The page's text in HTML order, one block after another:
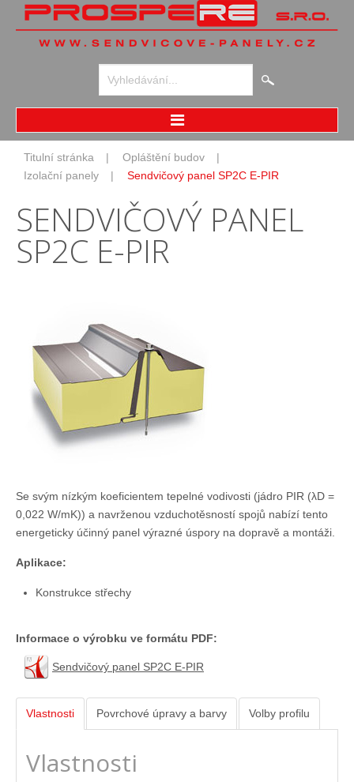
Home
Opláštění budov
Speciální panely
Skládané pláště
Designové opláštění
Speciální panely
Chladírenské a mrazírenské dveře
Drátěné stěny
Doplňkový materiál
Spojovací materiál
PVC hygienické lišty
Klempířské prvky
Pronájem plošin
Reference
O nás
O firmě
Podporujeme
Kontakty
Napište nám
Titulní stránka
Opláštění budov
Izolační panely
Sendvičový panel SP2C E-PIR
SENDVIČOVÝ PANEL
SP2C E-PIR
Se svým nízkým koeficientem tepelné vodivosti (jádro PIR (λD =
0,022 W/mK)) a navrženou vzduchotěsností spojů nabízí tento
energeticky účinný panel výrazné úspory na dopravě a montáži.
Aplikace:
Konstrukce střechy
Informace o výrobku ve formátu PDF:
Sendvičový panel SP2C E-PIR
Vlastnosti Povrchové úpravy a barvy Volby profilu
Vlastnosti